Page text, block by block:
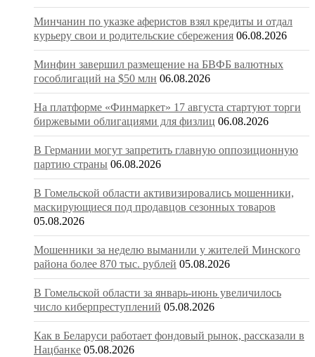
Минчанин по указке аферистов взял кредиты и отдал
курьеру свои и родительские сбережения 06.08.2026
Минфин завершил размещение на БВФБ валютных
гособлигаций на $50 млн 06.08.2026
На платформе «Финмаркет» 17 августа стартуют торги
биржевыми облигациями для физлиц 06.08.2026
В Германии могут запретить главную оппозиционную
партию страны 06.08.2026
В Гомельской области активизировались мошенники,
маскирующиеся под продавцов сезонных товаров
05.08.2026
Мошенники за неделю выманили у жителей Минского
района более 870 тыс. рублей 05.08.2026
В Гомельской области за январь-июнь увеличилось
число киберпреступлений 05.08.2026
Как в Беларуси работает фондовый рынок, рассказали в
Нацбанке 05.08.2026